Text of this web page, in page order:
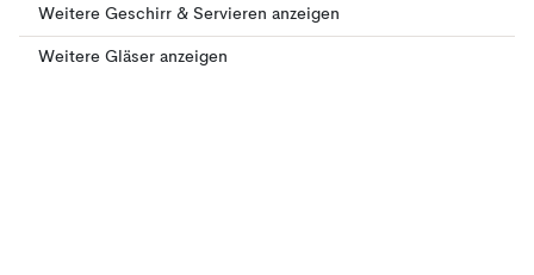
Weitere Geschirr & Servieren anzeigen
Weitere Gläser anzeigen